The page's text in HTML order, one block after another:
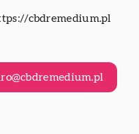
cbdremedium.pl